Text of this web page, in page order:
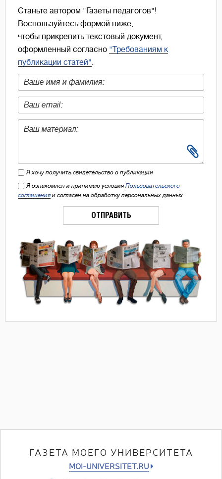
Станьте автором "Газеты педагогов"!
Воспользуйтесь формой ниже,
чтобы прикрепить текстовый документ,
оформленный согласно "Требованиям к
публикации статей"
Я хочу получить свидетельство о публикации
Я ознакомлен и принимаю условия Пользовательского
соглашения и согласен на обработку персональных данных
ОТПРАВИТЬ
ГАЗЕТА МОЕГО УНИВЕРСИТЕТА
MOI-UNIVERSITET.RU